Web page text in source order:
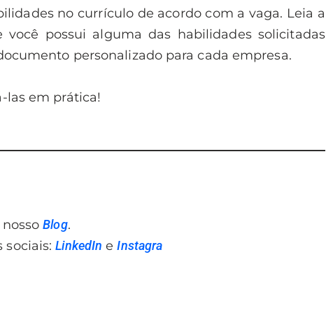
no currículo de acordo com a vaga. Leia a
possui alguma das habilidades solicitadas
personalizado para cada empresa.
las em prática!
nossoBlog.
sociais:LinkedIn eInstagra